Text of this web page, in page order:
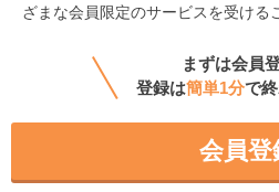
ざまな会員限定のサービスを受ける
まずは会員
登録は簡単1分で
会員登